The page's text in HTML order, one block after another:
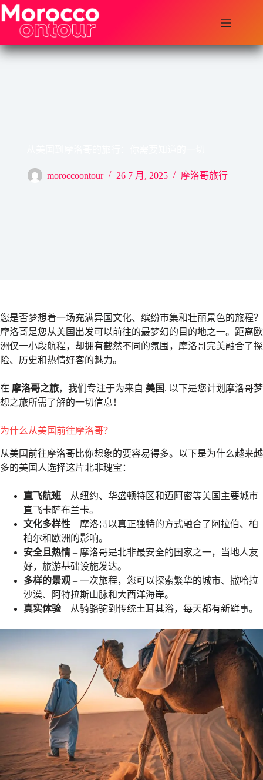
跳
至
容
moroccoontour 26 7 月, 2025 摩洛哥旅行
您是否梦想着一场充满异国文化、缤纷市集和壮丽景色的旅程？
摩洛哥是您从美国出发可以前往的最梦幻的目的地之一。距离欧
洲仅一小段航程，却拥有截然不同的氛围，摩洛哥完美融合了探
险、历史和热情好客的魅力。
在 摩洛哥之旅，我们专注于为来自 美国 . 以下是您计划摩洛哥梦
想之旅所需了解的一切信息！
为什么从美国前往摩洛哥？
从美国前往摩洛哥比你想象的要容易得多。以下是为什么越来越
多的美国人选择这片北非瑰宝：
直飞航班 – 从纽约、华盛顿特区和迈阿密等美国主要城市
直飞卡萨布兰卡。
文化多样性 – 摩洛哥以真正独特的方式融合了阿拉伯、柏
柏尔和欧洲的影响。
安全且热情 – 摩洛哥是北非最安全的国家之一，当地人友
好，旅游基础设施发达。
多样的景观 – 一次旅程，您可以探索繁华的城市、撒哈拉
沙漠、阿特拉斯山脉和大西洋海岸。
真实体验– 从骑骆驼到传统土耳其浴，每天都有新鲜事。